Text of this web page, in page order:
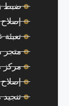
ضبط
تعبئة
متجر
مركز